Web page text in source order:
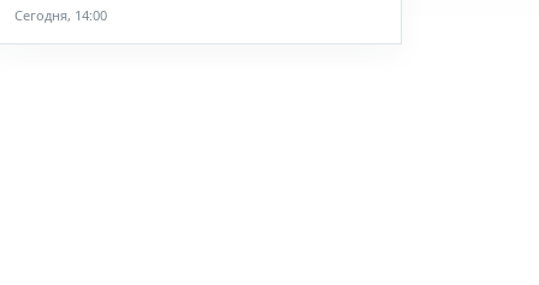
Сегодня, 14:00